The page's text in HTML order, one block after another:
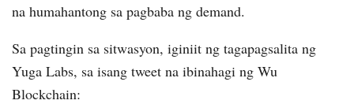
na humahantong sa pagbaba ng demand.
Sa pagtingin sa sitwasyon, iginiit ng tagapagsalita ng
Yuga Labs, sa isang tweet na ibinahagi ng Wu
Blockchain: